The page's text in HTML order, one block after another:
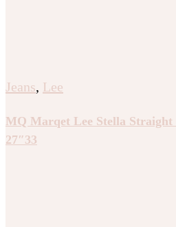
Jeans, Lee
MQ Marqet Lee Stella Straight
27″33